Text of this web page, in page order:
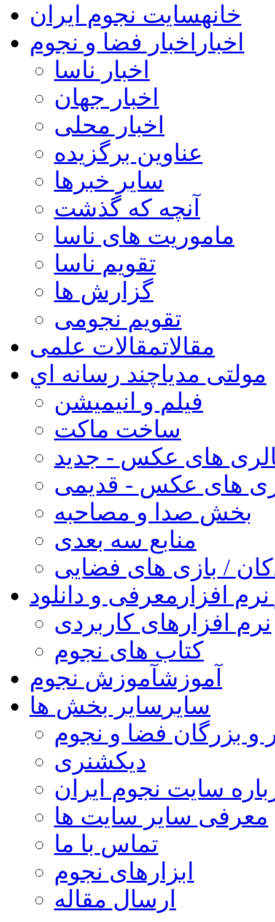
خانهسایت نجوم ایران
اخبار اخبار فضا و نجوم
اخبار ناسا
اخبار جهان
اخبار محلی
عناوین برگزیده
سایر خبرها
آنچه که گذشت
ماموریت های ناسا
تقویم ناسا
گزارش ها
تقویم نجومی
مقالاتمقالات علمی
مولتی مدیاچند رسانه اي
فیلم و انیمیشن
ساخت ماکت
های عکس - جدید
های عکس - قدیمی
بخش صدا و مصاحبه
منابع سه بعدی
/ بازی های فضایی
افزار معرفی و دانلود
نرم افزارهای کاربردی
کتاب های نجوم
آموزشآموزش نجوم
سایر سایر بخش ها
و بزرگان فضا و نجوم
دیکشنری
سایت نجوم ایران
معرفی سایر سایت ها
تماس با ما
ابزارهای نجوم
ارسال مقاله